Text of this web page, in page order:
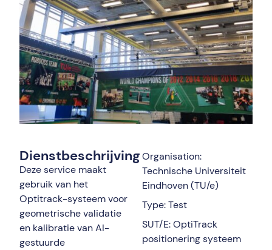
Dienstbeschrijving
Deze service maakt
gebruik van het
Optitrack-systeem voor
geometrische validatie
en kalibratie van AI-
gestuurde
Organisation:
Technische Universiteit
Eindhoven (TU/e)
Type: Test
SUT/E: OptiTrack
positionering systeem